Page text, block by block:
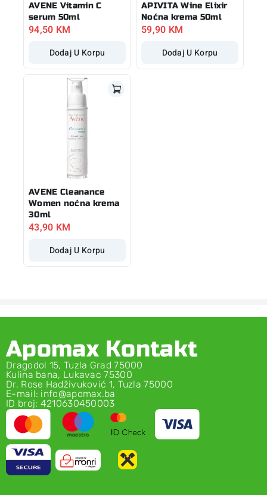
AVENE Vitamin C
serum 50ml
94,50 KM
Dodaj U Korpu
APIVITA Wine Elixir
Noćna krema 50ml
59,90 KM
Dodaj U Korpu
AVENE Cleanance
Women noćna krema
30ml
43,90 KM
Dodaj U Korpu
Apomax Kontakt
Dragodol 15, Tuzla Grad 75000
Kulina bana, Lukavac 75300
Dr. Rose Hadživuković 1, Tuzla 75000
E-mail: info@apomax.ba
ID broj: 4210630450003